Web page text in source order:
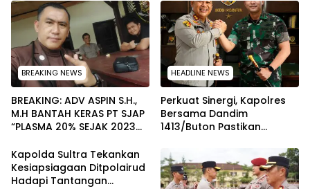
Kendaraan Demi
Keselamatan
melalui Kabid Humas
BREAKING NEWS
BREAKING: ADV ASPIN S.H.,
M.H BANTAH KERAS PT SJAP
“PLASMA 20% SEJAK 2023
WARGA WAWOONE!
HEADLINE NEWS
Perkuat Sinergi, Kapolres
Bersama Dandim
1413/Buton Pastikan
Terjaga
Kapolda Sultra Tekankan
Kesiapsiagaan Ditpolairud
Hadapi Tantangan